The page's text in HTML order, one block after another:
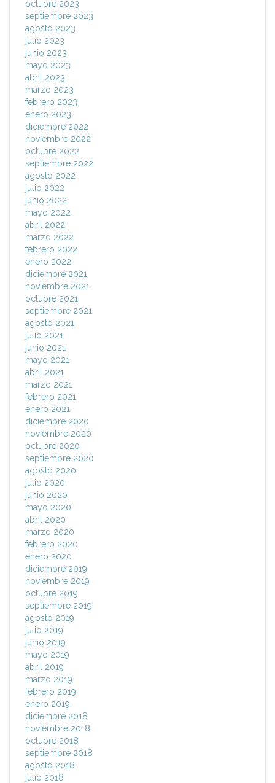
octubre 2023
septiembre 2023
agosto 2023
julio 2023
junio 2023
mayo 2023
abril 2023
marzo 2023
febrero 2023
enero 2023
diciembre 2022
noviembre 2022
octubre 2022
septiembre 2022
agosto 2022
julio 2022
junio 2022
mayo 2022
abril 2022
marzo 2022
febrero 2022
enero 2022
diciembre 2021
noviembre 2021
octubre 2021
septiembre 2021
agosto 2021
julio 2021
junio 2021
mayo 2021
abril 2021
marzo 2021
febrero 2021
enero 2021
diciembre 2020
noviembre 2020
octubre 2020
septiembre 2020
agosto 2020
julio 2020
junio 2020
mayo 2020
abril 2020
marzo 2020
febrero 2020
enero 2020
diciembre 2019
noviembre 2019
octubre 2019
septiembre 2019
agosto 2019
julio 2019
junio 2019
mayo 2019
abril 2019
marzo 2019
febrero 2019
enero 2019
diciembre 2018
noviembre 2018
octubre 2018
septiembre 2018
agosto 2018
julio 2018